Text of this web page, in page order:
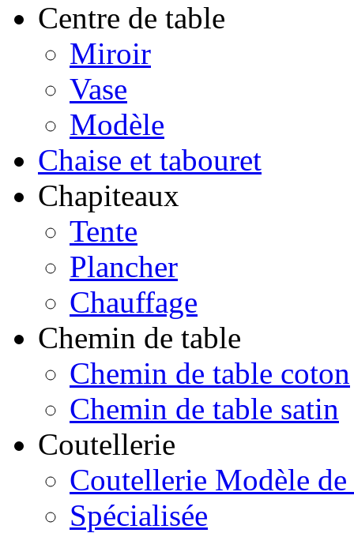
Centre de table
Miroir
Vase
Modèle
Chaise et tabouret
Chapiteaux
Tente
Plancher
Chauffage
Chemin de table
Chemin de table coton
Chemin de table satin
Coutellerie
Coutellerie Modèle de
Spécialisée